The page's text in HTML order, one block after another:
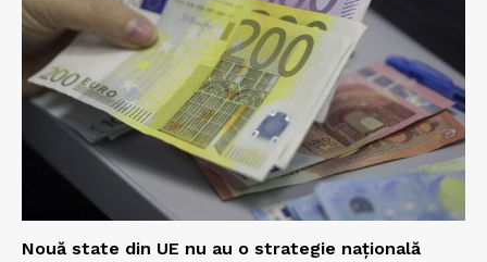
Nouă state din UE nu au o strategie națională